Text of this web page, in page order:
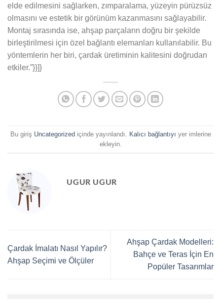
elde edilmesini sağlarken, zımparalama, yüzeyin pürüzsüz
olmasını ve estetik bir görünüm kazanmasını sağlayabilir.
Montaj sırasında ise, ahşap parçaların doğru bir şekilde
birleştirilmesi için özel bağlantı elemanları kullanılabilir. Bu
yöntemlerin her biri, çardak üretiminin kalitesini doğrudan
etkiler.”}}]}
Bu giriş Uncategorizediçinde yayınlandı. Kalıcı bağlantıyı yer imlerine
ekleyin.
UGUR UGUR
Çardak İmalatı Nasıl Yapılır?
Ahşap Seçimi ve Ölçüler
Ahşap Çardak Modelleri:
Bahçe ve Teras İçin En
Popüler Tasarımlar